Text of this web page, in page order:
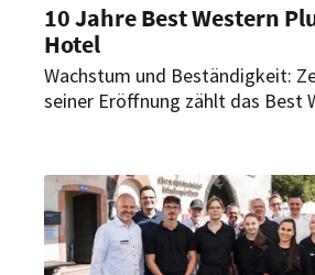
10 Jahre Best Western
Hotel
Wachstum und Beständigkeit:
seiner Eröffnung zählt das Best
am Seeufer zu einer Top-
Geschäftsreisende, Sportteams
Individualgäste entwickelt.